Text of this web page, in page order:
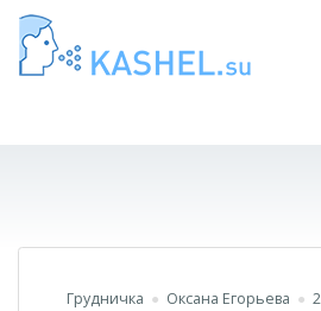
Грудничка Оксана Егорьева